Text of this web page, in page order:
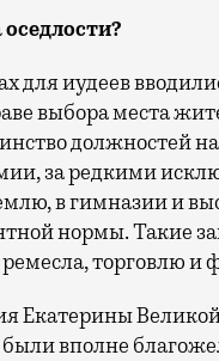
для иудеев
выбора места
должностей
за редкими
в гимназии и
нормы. Такие
торговлю и
Екатерины
вполне